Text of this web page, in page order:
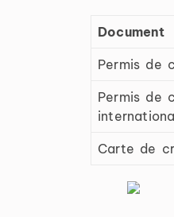
Document
Permis de
Permis de
international
Carte de